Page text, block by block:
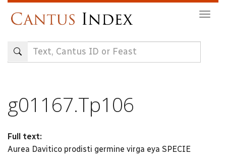
content
g01167.Tp106
Full text:
Aurea Davitico prodisti germine virga eya SPECIE